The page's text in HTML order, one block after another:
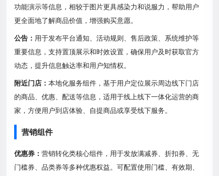
功能演示等信息，相较于图片更具感染力和说服力，帮助用户
更全面地了解商品价值，增强购买意愿。
公告： 用于发布平台通知、活动规则、售后政策、系统维护等
重要信息，支持置顶展示和时效设置，确保用户及时获取官方
动态，提升信息触达率和用户知情权。
附近门店： 本地化服务组件，基于用户定位展示周边线下门店
的商品、优惠、配送等信息，适用于线上线下一体化运营的商
家，方便用户到店体验、自提商品或享受线下服务。
营销组件
优惠券： 营销转化类核心组件，用于发放满减券、折扣券、无
门槛券、品类券等多种优惠权益。可配置使用门槛、有效期、